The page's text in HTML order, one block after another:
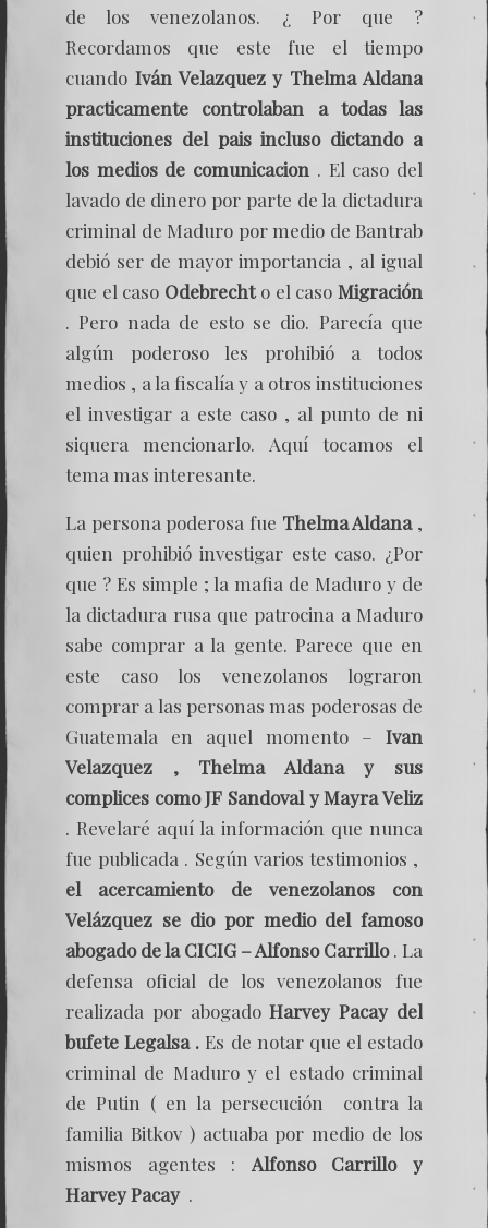
de los venezolanos. ¿ Por que ?
Recordamos que este fue el tiempo
cuando Iván Velazquez y Thelma Aldana
practicamente controlaban a todas las
instituciones del pais incluso dictando a
los medios de comunicacion . El caso del
lavado de dinero por parte de la dictadura
criminal de Maduro por medio de Bantrab
debió ser de mayor importancia , al igual
que el caso Odebrechto el casoMigración
. Pero nada de esto se dio. Parecía que
algún poderoso les prohibió a todos
medios , a la fiscalía y a otros instituciones
el investigar a este caso , al punto de ni
siquera mencionarlo. Aquí tocamos el
tema mas interesante.
La persona poderosa fue Thelma Aldana,
quien prohibió investigar este caso. ¿Por
que ? Es simple ; la mafia de Maduro y de
la dictadura rusa que patrocina a Maduro
sabe comprar a la gente. Parece que en
este caso los venezolanos lograron
comprar a las personas mas poderosas de
Guatemala en aquel momento – Ivan
Velazquez , Thelma Aldana y sus
complices como JF Sandoval y Mayra Veliz
. Revelaré aquí la información que nunca
fue publicada . Según varios testimonios ,
el acercamiento de venezolanos con
Velázquez se dio por medio del famoso
abogado de la CICIG – Alfonso Carrillo. La
defensa oficial de los venezolanos fue
realizada por abogadoHarvey Pacay del
bufete Legalsa . Es de notar que el estado
criminal de Maduro y el estado criminal
de Putin ( en la persecución contra la
familia Bitkov ) actuaba por medio de los
mismos agentes : Alfonso Carrillo y
Harvey Pacay .